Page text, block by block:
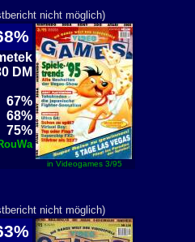
nicht möglich)
DM
67%
68%
75%
in Videogames 3/95
nicht möglich)